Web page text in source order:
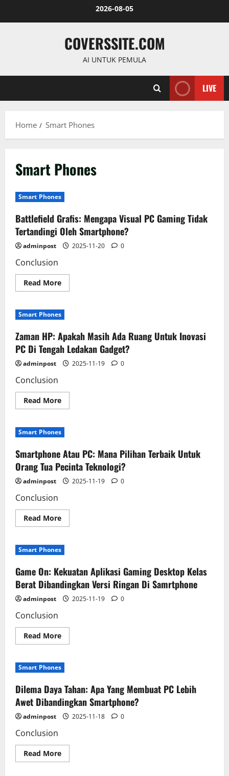
2026-08-05
COVERSSITE.COM
AI UNTUK PEMULA
LIVE
Home Smart Phones
Smart Phones
Smart Phones
Battlefield Grafis: Mengapa Visual PC Gaming Tidak
Tertandingi Oleh Smartphone?
adminpost 2025-11-20 0
Conclusion
Read MoreRead
more
Grafis:
Mengapa
PC
Gaming
Tidak
Tertandingi
Oleh
Smartphone?
Smart Phones
Zaman HP: Apakah Masih Ada Ruang Untuk Inovasi
PC Di Tengah Ledakan Gadget?
adminpost 2025-11-19 0
Conclusion
Read MoreRead
more
HP:
Apakah
Ada
Ruang
Untuk
Inovasi
PC
Di
Gadget?
Smart Phones
Smartphone Atau PC: Mana Pilihan Terbaik Untuk
Orang Tua Pecinta Teknologi?
adminpost 2025-11-19 0
Conclusion
Read MoreRead
more
Atau
PC:
Pilihan
Terbaik
Untuk
Orang
Tua
Pecinta
Smart Phones
Game On: Kekuatan Aplikasi Gaming Desktop Kelas
Berat Dibandingkan Versi Ringan Di Samrtphone
adminpost 2025-11-19 0
Conclusion
Read MoreRead
more
On:
Kekuatan
Gaming
Desktop
Kelas
Berat
Dibandingkan
Versi
Samrtphone
Smart Phones
Dilema Daya Tahan: Apa Yang Membuat PC Lebih
Awet Dibandingkan Smartphone?
adminpost 2025-11-18 0
Conclusion
Read MoreRead
more